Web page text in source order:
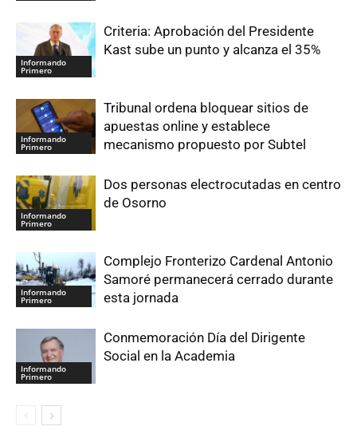
Informando
Primero
Criteria: Aprobación del Presidente
Kast sube un punto y alcanza el 35%
Informando
Primero
Tribunal ordena bloquear sitios de
apuestas online y establece
mecanismo propuesto por Subtel
Informando
Primero
Dos personas electrocutadas en centro
de Osorno
Informando
Primero
Complejo Fronterizo Cardenal Antonio
Samoré permanecerá cerrado durante
esta jornada
Informando
Primero
Conmemoración Día del Dirigente
Social en la Academia